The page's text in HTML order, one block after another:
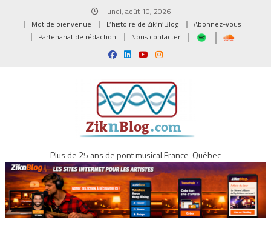
lundi, août 10, 2026
Mot de bienvenue
L’histoire de Zik’n’Blog
Abonnez-vous
Partenariat de rédaction
Nous contacter
Plus de 25 ans de pont musical France-Québec